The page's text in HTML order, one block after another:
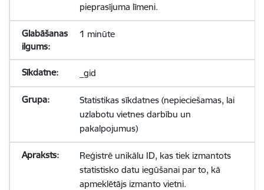
pieprasījuma līmeni.
1 minūte
_gid
Statistikas sīkdatnes (nepieciešamas, lai
uzlabotu vietnes darbību un
pakalpojumus)
Reģistrē unikālu ID, kas tiek izmantots
statistisko datu iegūšanai par to, kā
apmeklētājs izmanto vietni.